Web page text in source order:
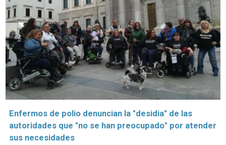
Enfermos de polio denuncian la "desidia" de las
autoridades que "no se han preocupado" por atender
sus necesidades